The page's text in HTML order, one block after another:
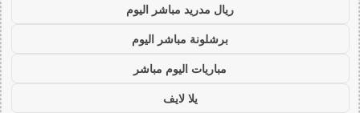
ريال مدريد مباشر اليوم
برشلونة مباشر اليوم
مباريات اليوم مباشر
يلا لايف